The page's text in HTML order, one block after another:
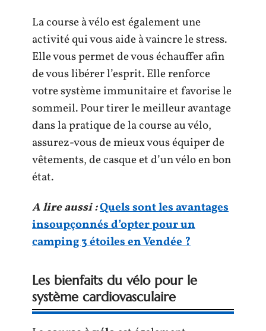
La course à vélo est également une
activité qui vous aide à vaincre le stress.
Elle vous permet de vous échauffer afin
de vous libérer l’esprit. Elle renforce
votre système immunitaire et favorise le
sommeil. Pour tirer le meilleur avantage
dans la pratique de la course au vélo,
assurez-vous de mieux vous équiper de
vêtements, de casque et d’un vélo en bon
état.
A lire aussi :Quels sont les avantages
insoupçonnés d’opter pour un
camping 3 étoiles en Vendée ?
Les bienfaits du vélo pour le
système cardiovasculaire